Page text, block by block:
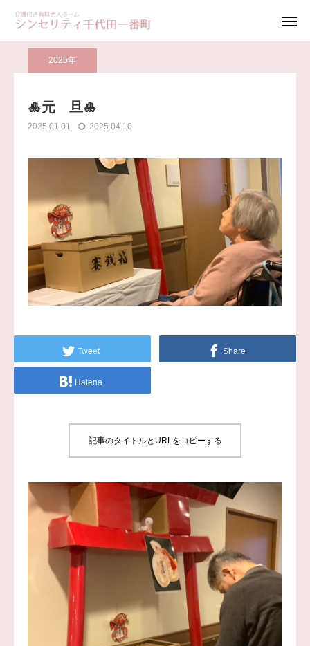
ブログ 2025年 🎍元 旦🎍
2025年
🎍元 旦🎍
2025.01.01 2025.04.10
Tweet Share
Hatena
記事のタイトルとURLをコピーする
お電話
ホーム
料金案内
アクセス
ブログ
採用情報
シンケアスタイル
お問い合わせ